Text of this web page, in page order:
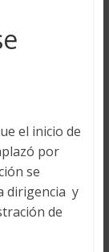
el inicio de
por
se
dirigencia y
de